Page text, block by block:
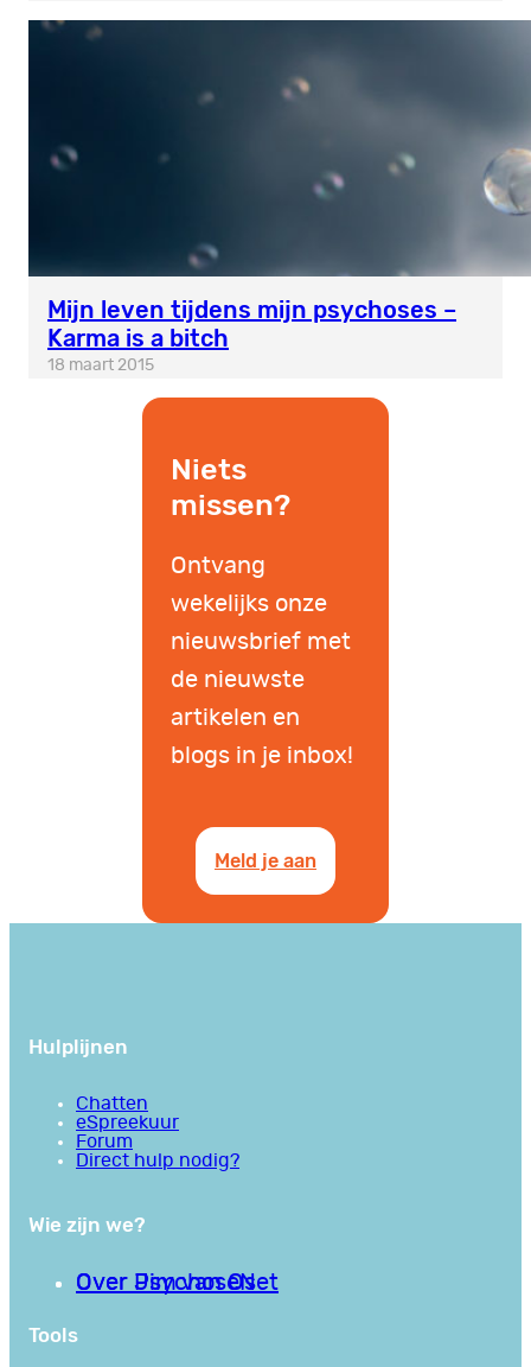
Mijn leven tijdens mijn psychoses –
Karma is a bitch
18 maart 2015
Niets
missen?
Ontvang
wekelijks onze
nieuwsbrief met
de nieuwste
artikelen en
blogs in je inbox!
Meld je aan
Hulplijnen
Chatten
eSpreekuur
Forum
Direct hulp nodig?
Wie zijn we?
Over PsychoseNet
Over Jim van Os
Tools